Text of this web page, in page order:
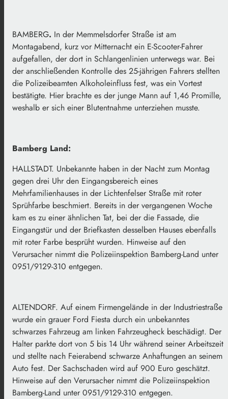
BAMBERG. In der Memmelsdorfer Straße ist am
Montagabend, kurz vor Mitternacht ein E-Scooter-Fahrer
aufgefallen, der dort in Schlangenlinien unterwegs war. Bei
der anschließenden Kontrolle des 25-jährigen Fahrers stellten
die Polizeibeamten Alkoholeinfluss fest, was ein Vortest
bestätigte. Hier brachte es der junge Mann auf 1,46 Promille,
weshalb er sich einer Blutentnahme unterziehen musste.
Bamberg Land:
HALLSTADT. Unbekannte haben in der Nacht zum Montag
gegen drei Uhr den Eingangsbereich eines
Mehrfamilienhauses in der Lichtenfelser Straße mit roter
Sprühfarbe beschmiert. Bereits in der vergangenen Woche
kam es zu einer ähnlichen Tat, bei der die Fassade, die
Eingangstür und der Briefkasten desselben Hauses ebenfalls
mit roter Farbe besprüht wurden. Hinweise auf den
Verursacher nimmt die Polizeiinspektion Bamberg-Land unter
0951/9129-310 entgegen.
ALTENDORF. Auf einem Firmengelände in der Industriestraße
wurde ein grauer Ford Fiesta durch ein unbekanntes
schwarzes Fahrzeug am linken Fahrzeugheck beschädigt. Der
Halter parkte dort von 5 bis 14 Uhr während seiner Arbeitszeit
und stellte nach Feierabend schwarze Anhaftungen an seinem
Auto fest. Der Sachschaden wird auf 900 Euro geschätzt.
Hinweise auf den Verursacher nimmt die Polizeiinspektion
Bamberg-Land unter 0951/9129-310 entgegen.